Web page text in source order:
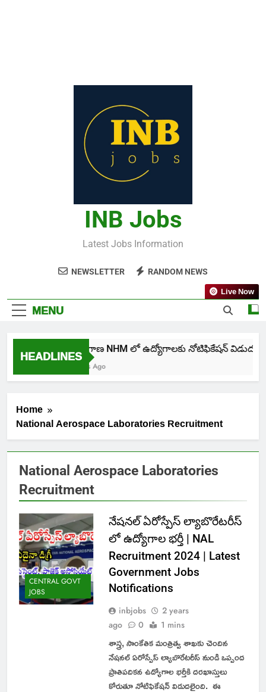
INB Jobs
Latest Jobs Information
NEWSLETTER RANDOM NEWS
MENU
Live Now
HEADLINESతెలంగాణ NHM లో ఉద్యోగాలకు నోటిఫికేషన్ విడుదల
7 Days Ago
Home
National Aerospace Laboratories Recruitment
National Aerospace Laboratories
Recruitment
CENTRAL GOVT
JOBS
నేషనల్ ఏరోస్పేస్ ల్యాబొరేటరీస్
లో ఉద్యోగాల భర్తీ | NAL
Recruitment 2024 | Latest
Government Jobs
Notifications
inbjobs
2 years
ago
0 1 mins
శాస్త్ర, సాంకేతిక మంత్రిత్వ శాఖకు చెందిన
నేషనల్ ఏరోస్పేస్ ల్యాబొరేటరీస్ నుండి ఒప్పంద
ప్రాతిపదికన ఉద్యోగాల భర్తీకి దరఖాస్తులు
కోరుతూ నోటిఫికేషన్ విడుదలైంది. ఈ